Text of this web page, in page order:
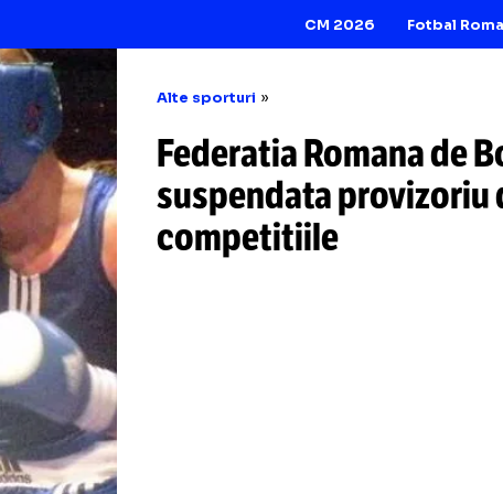
CM 2026
Alte sporturi
Federatia
suspendata
competitiile